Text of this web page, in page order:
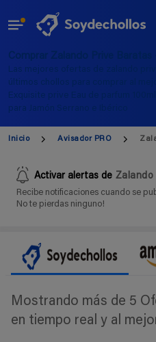
Comprar Zalando Prive Baratas
Las mejores ofertas de zalando
últimos chollos para comprar al
Exquisite prive Eau de parfum
para Jamón Serrano e Ibérico
Inicio Avisador PRO
Activar alertas de Zalando
Recibe notificaciones cuando se
No te pierdas ninguno!
Mostrando más de 5
en tiempo real y al